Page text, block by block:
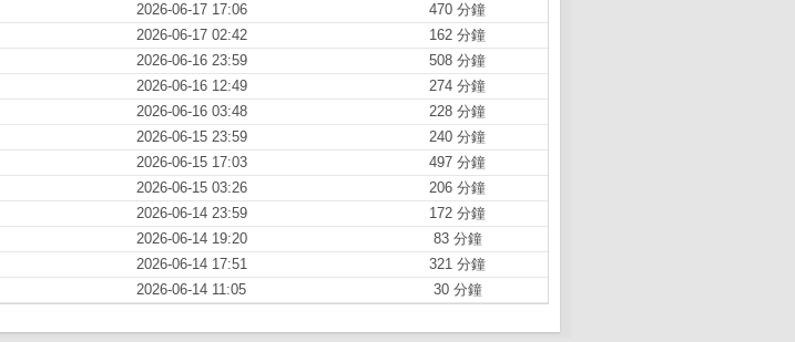
2026-06-17 17:06
470 分鐘
2026-06-17 02:42
162 分鐘
2026-06-16 23:59
508 分鐘
2026-06-16 12:49
274 分鐘
2026-06-16 03:48
228 分鐘
2026-06-15 23:59
240 分鐘
2026-06-15 17:03
497 分鐘
2026-06-15 03:26
206 分鐘
2026-06-14 23:59
172 分鐘
2026-06-14 19:20
83 分鐘
2026-06-14 17:51
321 分鐘
2026-06-14 11:05 30 分鐘